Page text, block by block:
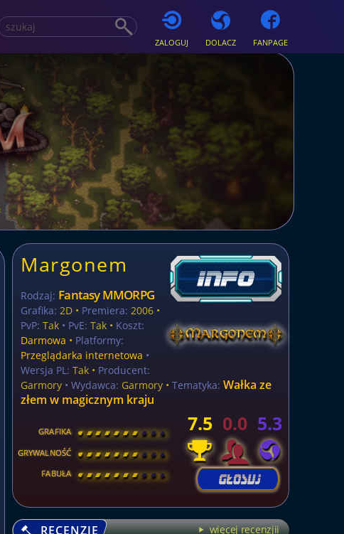
ZALOGUJ DOLACZ FANPAGE
Margonem
Rodzaj: Fantasy MMORPG
Grafika: 2D • Premiera: 2006 •
PvP: Tak • PvE: Tak • Koszt:
Darmowa • Platformy:
Przeglądarka internetowa •
Wersja PL: Tak • Producent:
Garmory • Wydawca: Garmory •Tematyka: Wałka ze
złem w magicznym kraju
GRAFIKA [ \ \ \ \ \ \ \ \ ]
GRYWALNOŚĆ [ \ \ \ \ \ \ \ \ ]
FABUŁA [ \ \ \ \ \ \ \ \ ]
7.5 0.0 5.3
RECENZJE więcej recenzjii